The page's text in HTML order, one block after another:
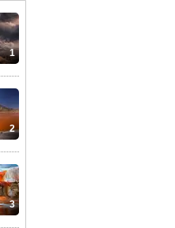
1
2
3